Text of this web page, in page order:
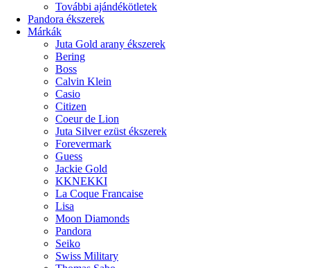
További ajándékötletek
Pandora ékszerek
Márkák
Juta Gold arany ékszerek
Bering
Boss
Calvin Klein
Casio
Citizen
Coeur de Lion
Juta Silver ezüst ékszerek
Forevermark
Guess
Jackie Gold
KKNEKKI
La Coque Francaise
Lisa
Moon Diamonds
Pandora
Seiko
Swiss Military